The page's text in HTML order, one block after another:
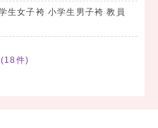
トレンタルも、
ルも可能です◎
生女子袴 小学生男子袴 教員
(18 件)